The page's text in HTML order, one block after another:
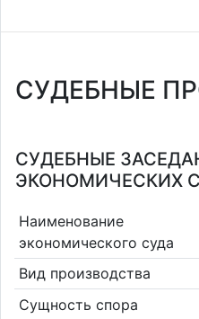
СУДЕБНЫЕ
СУДЕБНЫЕ
ЭКОНОМИЧЕСКИХ
Наименование
экономического суда
Вид производства
Сущность спора